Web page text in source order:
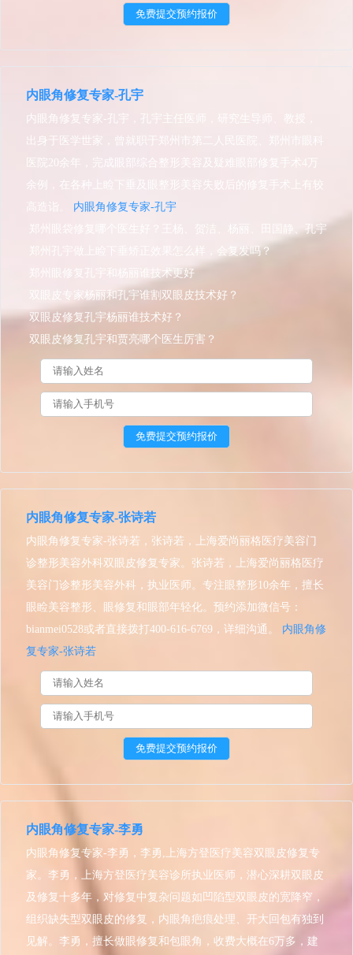
内眼角修复专家-孔宇
内眼角修复专家-孔宇，孔宇主任医师，研究生导师、教授，
出身于医学世家，曾就职于郑州市第二人民医院、郑州市眼科
医院20余年，完成眼部综合整形美容及疑难眼部修复手术4万
余例，在各种上睑下垂及眼整形美容失败后的修复手术上有较
高造诣。 内眼角修复专家-孔宇
郑州眼袋修复哪个医生好？王杨、贺洁、杨丽、田国静、孔宇
郑州孔宇做上睑下垂矫正效果怎么样，会复发吗？
郑州眼修复孔宇和杨丽谁技术更好
双眼皮专家杨丽和孔宇谁割双眼皮技术好？
双眼皮修复孔宇杨丽谁技术好？
双眼皮修复孔宇和贾亮哪个医生厉害？
内眼角修复专家-张诗若
内眼角修复专家-张诗若，张诗若，上海爱尚丽格医疗美容门
诊整形美容外科双眼皮修复专家。张诗若，上海爱尚丽格医疗
美容门诊整形美容外科，执业医师。专注眼整形10余年，擅长
眼睑美容整形、眼修复和眼部年轻化。预约添加微信号：
bianmei0528或者直接拨打400-616-6769，详细沟通。 内眼角修
复专家-张诗若
内眼角修复专家-李勇
内眼角修复专家-李勇，李勇,上海方登医疗美容双眼皮修复专
家。李勇，上海方登医疗美容诊所执业医师，潜心深耕双眼皮
及修复十多年，对修复中复杂问题如凹陷型双眼皮的宽降窄，
组织缺失型双眼皮的修复，内眼角疤痕处理、开大回包有独到
见解。李勇，擅长做眼修复和包眼角，收费大概在6万多，建